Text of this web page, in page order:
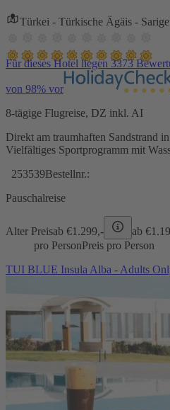
Türkei - Türkische Ägäis -
Für dieses Hotel liegen 3373
von 98% vor
8-tägige Flugreise, DZ inkl. AI
Direkt am traumhaften Sandstrand
Vielfältiges Sportprogramm mit
253539Bestellnr.:
Pauschalreise
Alter Preisab €1.299,- ab €
pro PersonPreis pro Person
TUI BLUE Insula Alba - Adults